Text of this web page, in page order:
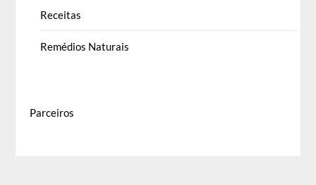
Receitas
Remédios Naturais
Parceiros